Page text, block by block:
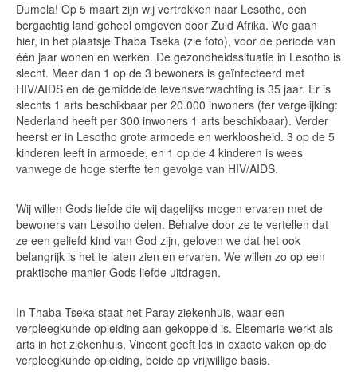
Dumela! Op 5 maart zijn wij vertrokken naar Lesotho, een
bergachtig land geheel omgeven door Zuid Afrika. We gaan
hier, in het plaatsje Thaba Tseka (zie foto), voor de periode van
één jaar wonen en werken. De gezondheidssituatie in Lesotho is
slecht. Meer dan 1 op de 3 bewoners is geïnfecteerd met
HIV/AIDS en de gemiddelde levensverwachting is 35 jaar. Er is
slechts 1 arts beschikbaar per 20.000 inwoners (ter vergelijking:
Nederland heeft per 300 inwoners 1 arts beschikbaar). Verder
heerst er in Lesotho grote armoede en werkloosheid. 3 op de 5
kinderen leeft in armoede, en 1 op de 4 kinderen is wees
vanwege de hoge sterfte ten gevolge van HIV/AIDS.
Wij willen Gods liefde die wij dagelijks mogen ervaren met de
bewoners van Lesotho delen. Behalve door ze te vertellen dat
ze een geliefd kind van God zijn, geloven we dat het ook
belangrijk is het te laten zien en ervaren. We willen zo op een
praktische manier Gods liefde uitdragen.
In Thaba Tseka staat het Paray ziekenhuis, waar een
verpleegkunde opleiding aan gekoppeld is. Elsemarie werkt als
arts in het ziekenhuis, Vincent geeft les in exacte vaken op de
verpleegkunde opleiding, beide op vrijwillige basis.